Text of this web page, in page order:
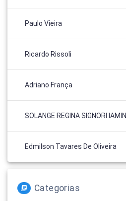
Paulo Vieira
Ricardo Rissoli
Adriano França
SOLANGE REGINA SIGNORI IAMIN
Edmilson Tavares De Oliveira
Categorias